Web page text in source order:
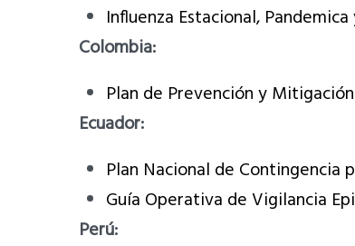
Influenza Estacional,
Colombia:
Plan de Prevención y
Ecuador:
Plan Nacional de Contingencia
Guía Operativa de Vigilancia
Perú: